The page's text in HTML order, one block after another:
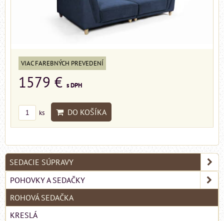
VIAC FAREBNÝCH PREVEDENÍ
1579 € s DPH
ks DO KOŠÍKA
SEDACIE SÚPRAVY
POHOVKY A SEDAČKY
ROHOVÁ SEDAČKA
KRESLÁ